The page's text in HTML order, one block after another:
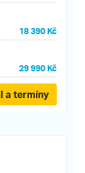
18 390 Kč
29 990 Kč
a termíny